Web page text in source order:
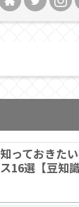
知っておきた
ス16選【豆知識